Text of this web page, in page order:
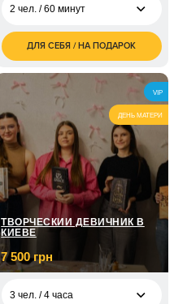
2 чел. / 60 минут
1 500
грн
ДЛЯ СЕБЯ / НА ПОДАРОК
VIP
ДЕНЬ МАТЕРИ
ТВОРЧЕСКИЙ ДЕВИЧНИК В
КИЕВЕ
7 500 грн
3 чел. / 4 часа